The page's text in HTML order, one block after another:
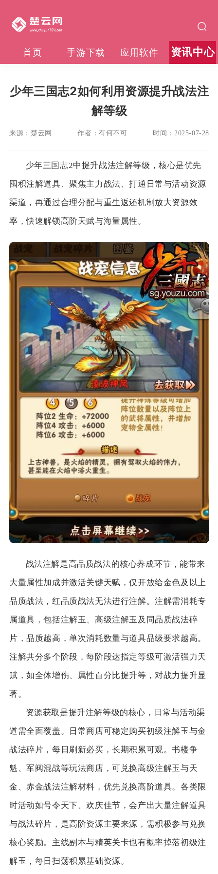
首页 手游下载 应用软件 资讯中心
少年三国志2如何利用资源提升战法注
解等级
来源： 楚云网 作者：有何不可 时间： 2025-07-28
少年三国志2中提升战法注解等级，核心是优先
囤积注解道具、聚焦主力战法、打通日常与活动资源
渠道，再通过合理分配与重生返还机制放大资源效
率，快速解锁高阶天赋与海量属性。
战法注解是高品质战法的核心养成环节，能带来
大量属性加成并激活关键天赋，仅开放给金色及以上
品质战法，红品质战法无法进行注解。注解需消耗专
属道具，包括注解玉、高级注解玉及同品质战法碎
片，品质越高，单次消耗数量与道具品级要求越高。
注解共分多个阶段，每阶段达指定等级可激活强力天
赋，如全体增伤、属性百分比提升等，对战力提升显
著。
资源获取是提升注解等级的核心，日常与活动渠
道需全面覆盖。日常商店可稳定购买初级注解玉与金
战法碎片，每日刷新必买，长期积累可观。书楼争
魁、军阀混战等玩法商店，可兑换高级注解玉与天
金、赤金战法注解材料，优先兑换高阶道具。各类限
时活动如号令天下、欢庆佳节，会产出大量注解道具
与战法碎片，是高阶资源主要来源，需积极参与兑换
核心奖励。主线副本与精英关卡也有概率掉落初级注
解玉，每日扫荡积累基础资源。